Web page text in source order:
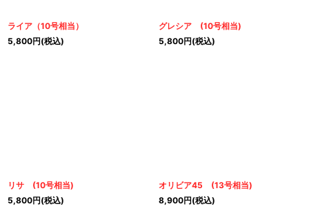
ライア（10号相当）
5,800円(税込)
グレシア (10号相当)
5,800円(税込)
リサ (10号相当)
5,800円(税込)
オリビア45 (13号相当)
8,900円(税込)